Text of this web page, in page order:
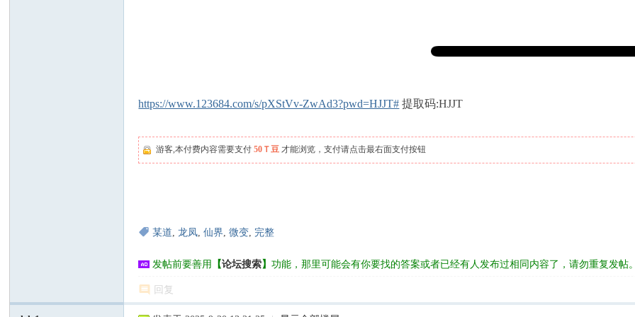
https://www.123684.com/s/pXStVv-ZwAd3?pwd=HJJT# 提取码:HJJT
游客,本付费内容需要支付50Ｔ豆 才能浏览，支付请点击最右面支付按钮
某道,龙凤,仙界,微变, 完整
发帖前要善用 【论坛搜索】功能，那里可能会有你要找的答案或者已经有人发布过相同内容了，请勿重复发帖。
回复